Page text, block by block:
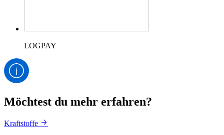
LOGPAY
Möchtest du mehr erfahren?
Kraftstoffe